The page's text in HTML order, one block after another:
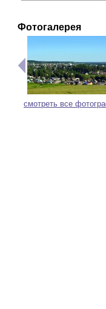
Фотогалерея
смотреть все